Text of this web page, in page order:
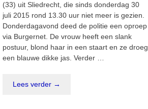
(33) uit Sliedrecht, die sinds donderdag 30
juli 2015 rond 13.30 uur niet meer is gezien.
Donderdagavond deed de politie een oproep
via Burgernet. De vrouw heeft een slank
postuur, blond haar in een staart en ze droeg
een blauwe dikke jas. Verder …
Lees verder →